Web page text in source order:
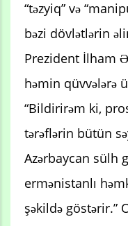
“təzyiq” və
bəzi dövlətlərin
Prezident İlham
həmin qüvvələrə
“Bildirirəm ki,
tərəflərin bütün
Azərbaycan sülh
ermənistanlı
şəkildə göstərir.”